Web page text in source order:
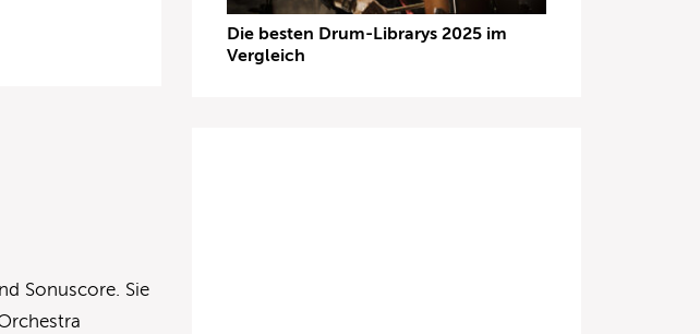
Sonuscore. Sie
Die besten Drum-Librarys 2025 im
Vergleich